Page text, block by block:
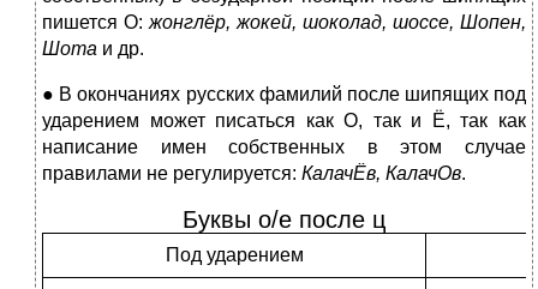
пишется О: жонглёр, жокей, шоколад, шоссе, Шопен,
Шота и др.
● В окончаниях русских фамилий после шипящих под
ударением может писаться как О, так и Ё, так как
написание имен собственных в этом случае
правилами не регулируется: КалачЁв, КалачОв.
Буквы о/е после ц
Под ударением